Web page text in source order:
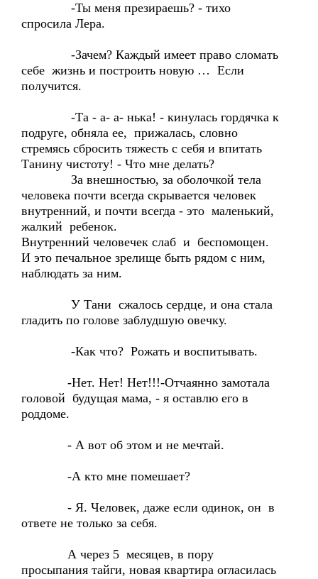
-Ты меня презираешь? - тихо
спросила Лера.
-Зачем? Каждый имеет право сломать
себе жизнь и построить новую … Если
получится.
-Та - а- а- нька! - кинулась гордячка к
подруге, обняла ее, прижалась, словно
стремясь сбросить тяжесть с себя и впитать
Танину чистоту! - Что мне делать?
За внешностью, за оболочкой тела
человека почти всегда скрывается человек
внутренний, и почти всегда - это маленький,
жалкий ребенок.
Внутренний человечек слаб и беспомощен.
И это печальное зрелище быть рядом с ним,
наблюдать за ним.
У Тани сжалось сердце, и она стала
гладить по голове заблудшую овечку.
-Как что? Рожать и воспитывать.
-Нет. Нет! Нет!!!-Отчаянно замотала
головой будущая мама, - я оставлю его в
роддоме.
- А вот об этом и не мечтай.
-А кто мне помешает?
- Я. Человек, даже если одинок, он в
ответе не только за себя.
А через 5 месяцев, в пору
просыпания тайги, новая квартира огласилась